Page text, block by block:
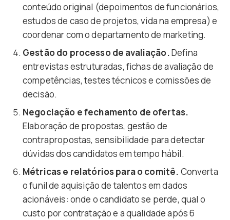
conteúdo original (depoimentos de funcionários,
estudos de caso de projetos, vida na empresa) e
coordenar com o departamento de marketing.
Gestão do processo de avaliação.Defina
entrevistas estruturadas, fichas de avaliação de
competências, testes técnicos e comissões de
decisão.
Negociação e fechamento de ofertas.
Elaboração de propostas, gestão de
contrapropostas, sensibilidade para detectar
dúvidas dos candidatos em tempo hábil.
Métricas e relatórios para o comitê. Converta
o funil de aquisição de talentos em dados
acionáveis: onde o candidato se perde, qual o
custo por contratação e a qualidade após 6